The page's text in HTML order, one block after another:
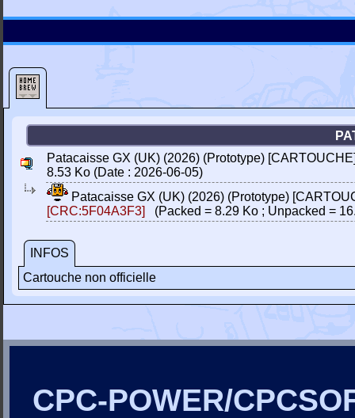
Patacaisse GX (UK) (2026) (Prototype)
8.53 Ko (Date : 2026-06-05)
Patacaisse GX (UK) (2026) (Prototype)
[CRC:5F04A3F3]
(Packed = 8.29 Ko ; Unpacked =
INFOS
Cartouche non officielle
CPC-POWER/